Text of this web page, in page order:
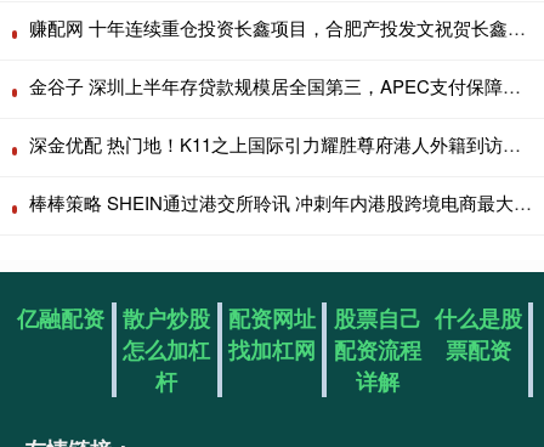
赚配网 十年连续重仓投资长鑫项目，合肥产投发文祝贺长鑫科技上市
金谷子 深圳上半年存贷款规模居全国第三，APEC支付保障全面升级
深金优配 热门地！K11之上国际引力耀胜尊府港人外籍到访即定创新高
棒棒策略 SHEIN通过港交所聆讯 冲刺年内港股跨境电商最大IPO
亿融配资 散户炒股
怎么加杠
杆
配资网址
找加杠网
股票自己
配资流程
详解
什么是股
票配资